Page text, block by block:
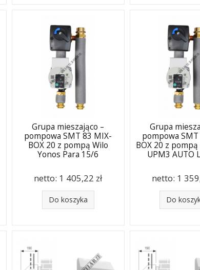
Grupa mieszająco –
pompowa SMT 83 MIX-
BOX 20 z pompą Wilo
Yonos Para 15/6
netto: 1 405,22 zł
Do koszyka
Grupa
pompowa
BOX 20 z
UPM3 AUTO
netto: 1
Do